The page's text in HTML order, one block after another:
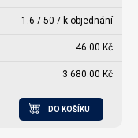
1.6 / 50 / k objednání
46.00 Kč
3 680.00 Kč
DO KOŠÍKU